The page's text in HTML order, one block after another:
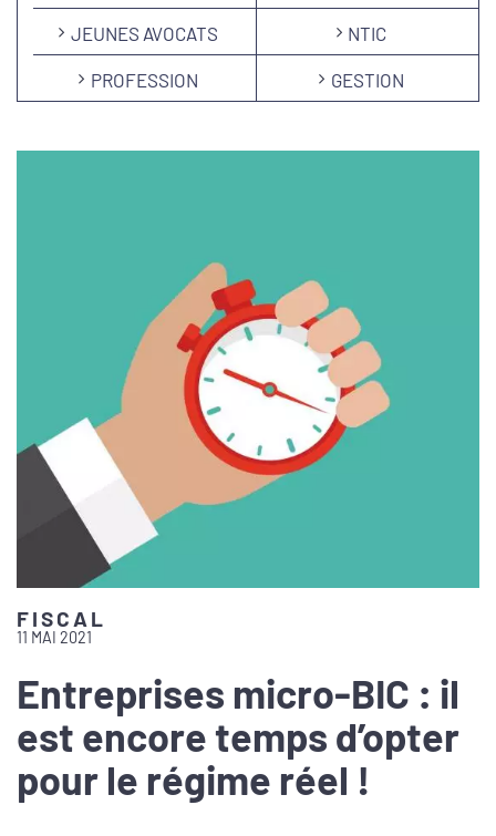
JEUNES AVOCATS NTIC
PROFESSION GESTION
FISCAL
11 MAI 2021
Entreprises micro-BIC : il
est encore temps d’opter
pour le régime réel !